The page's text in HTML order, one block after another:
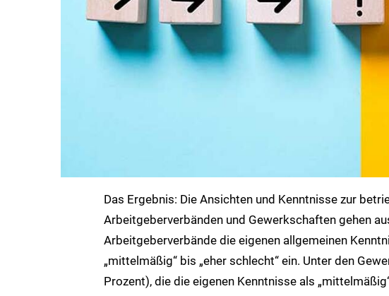
Das Ergebnis: Die Ansichten und Kenntnisse zur
Arbeitgeberverbänden und Gewerkschaften gehen
Arbeitgeberverbände die eigenen allgemeinen
„mittelmäßig“ bis „eher schlecht“ ein. Unter den
Prozent), die die eigenen Kenntnisse als